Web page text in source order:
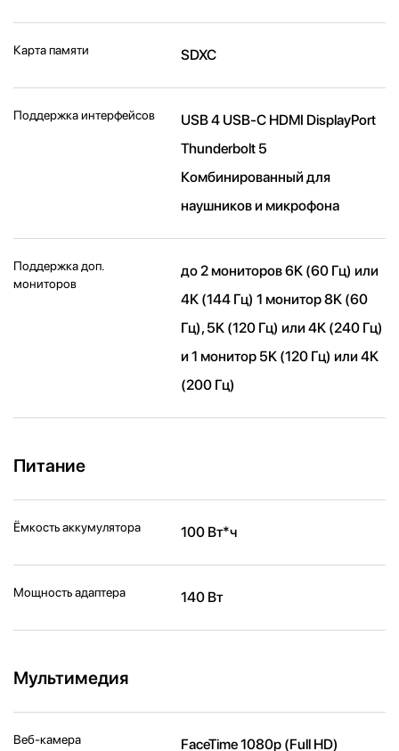
Карта памяти SDXC
Поддержка интерфейсов
USB 4 USB-C HDMI DisplayPort
Thunderbolt 5
Комбинированный для
наушников и микрофона
Поддержка доп.
мониторов
до 2 мониторов 6K (60 Гц) или
4K (144 Гц) 1 монитор 8K (60
Гц), 5K (120 Гц) или 4K (240 Гц)
и 1 монитор 5K (120 Гц) или 4K
(200 Гц)
Питание
Ёмкость аккумулятора 100 Вт*ч
Мощность адаптера 140 Вт
Мультимедия
Веб-камера FaceTime 1080p (Full HD)